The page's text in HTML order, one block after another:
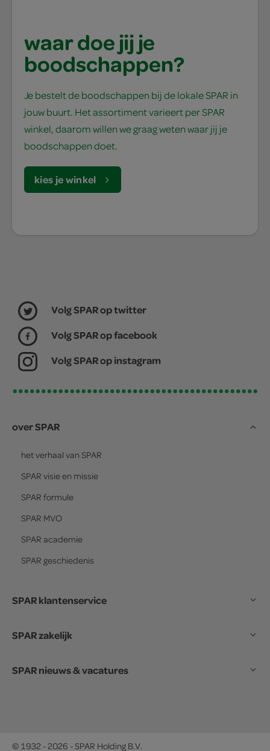
waar doe jij je
boodschappen?
Je bestelt de boodschappen bij de lokale SPAR in
jouw buurt. Het assortiment varieert per SPAR
winkel, daarom willen we graag weten waar jij je
boodschappen doet.
kies je winkel
Volg SPAR op twitter
Volg SPAR op facebook
Volg SPAR op instagram
over SPAR
het verhaal van SPAR
SPAR visie en missie
SPAR formule
SPAR MVO
SPAR academie
SPAR geschiedenis
SPAR klantenservice
SPAR zakelijk
SPAR nieuws & vacatures
© 1932 - 2026 - SPAR Holding B.V.